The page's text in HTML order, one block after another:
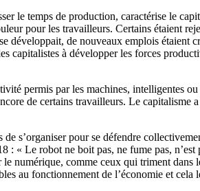
le temps de production, caractérise le
pour les travailleurs. Certains étaient
développait, de nouveaux emplois étaient
capitalistes à développer les forces
permis par les machines, intelligentes
de certains travailleurs. Le capitalisme
s’organiser pour se défendre
« Le robot ne boit pas, ne fume pas,
numérique, comme ceux qui triment
au fonctionnement de l’économie et